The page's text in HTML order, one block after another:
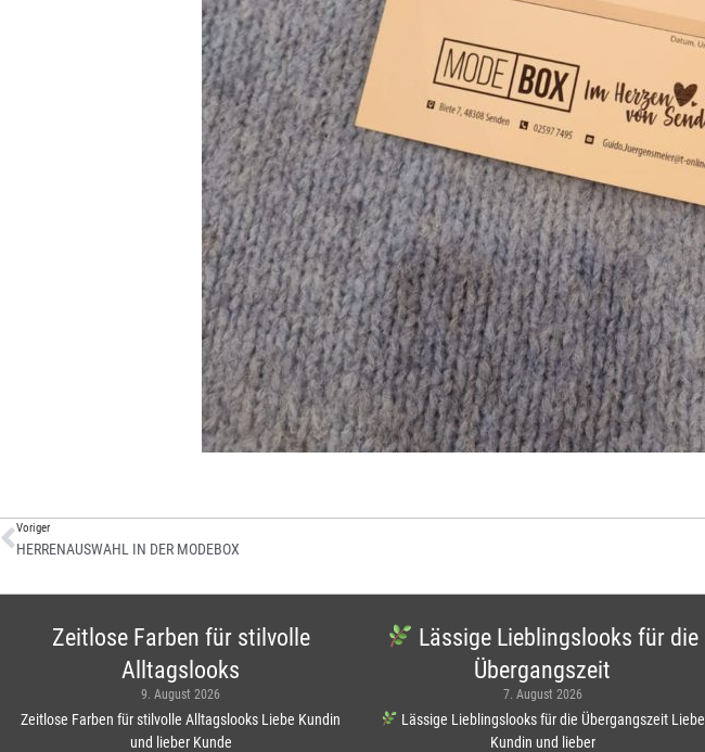
Voriger
HERRENAUSWAHL IN DER MODEBOX
Zeitlose Farben für stilvolle
Alltagslooks
9. August 2026
Zeitlose Farben für stilvolle Alltagslooks Liebe Kundin
und lieber Kunde
Lässige Lieblingslooks für die
Übergangszeit
7. August 2026
Lässige Lieblingslooks für die Übergangszeit Liebe
Kundin und lieber